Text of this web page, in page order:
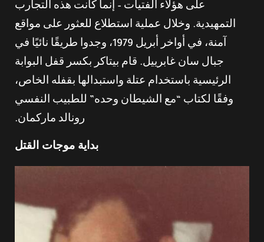
على هؤلاء الفتيات – إنما كانت هذه التجارب
التمهيدية. وخلال عملية استطلاع للعثور على مواقع
آمنة، في أواخر أبريل 1979، وجدوا طريقًا نائيًا في
جبال سان غابرييل. قام بيتاكر بكسر قفل البوابة
الرئيسية باستخدام عتلة واستبدالها بقفله الخاص،
وفقًا لكتاب “مع الشيطان وحده” للطبيب النفسي
رونالد ماركمان.
بداية موجات القتل